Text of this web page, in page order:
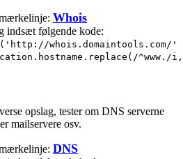
Whois
indsæt følgende kode:
whois.domaintools.com/'
opslag, tester om DNS serverne
mailservere osv.
DNS